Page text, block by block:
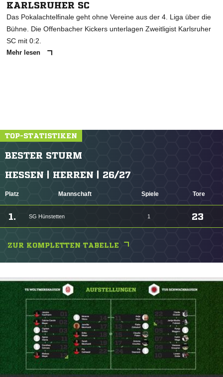
KARLSRUHER SC
Das Pokalachtelfinale geht ohne Vereine aus der 4. Liga über die
Bühne. Die Offenbacher Kickers unterlagen Zweitligist Karlsruher
SC mit 0:2.
Mehr lesen
TOP-STATISTIKEN
BESTER STURM
HESSEN | HERREN | 26/27
Platz Mannschaft Spiele Tore
1. SG Hünstetten 1 23
ZUR KOMPLETTEN TABELLE